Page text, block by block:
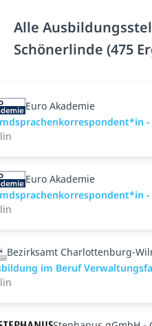
Alle
Schönerlinde (475
Euro Akademie
Euro Akademie
Bezirksamt Charlottenburg-
im Beruf